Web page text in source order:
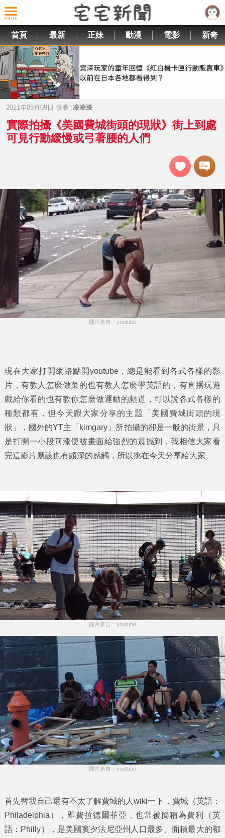
首頁 最新 正妹 動漫 電影 新奇
2021年09月09日 發表 :凌凌漆
實際拍攝《美國費城街頭的現狀》街上到處
可見行動緩慢或弓著腰的人們
圖片來自：youtube
現在大家打開網路點開youtube，總是能看到各式各樣的影
片，有教人怎麼做菜的也有教人怎麼學英語的，有直播玩遊
戲給你看的也有教你怎麼做運動的頻道，可以說各式各樣的
種類都有，但今天跟大家分享的主題「 美國費城街頭的現
狀 」，國外的YT主「kimgary」所拍攝的卻是一般的街景，只
是打開一小段阿漆便被畫面給強烈的震撼到，我相信大家看
完這影片應該也有頗深的感觸，所以挑在今天分享給大家
圖片來自：youtube
圖片來自：youtube
首先替我自己還有不太了解費城的人wiki一下，費城（英語：
Philadelphia），即費拉德爾菲亞，也常被簡稱為費利（英
語：Philly），是美國賓夕法尼亞州人口最多、面積最大的都